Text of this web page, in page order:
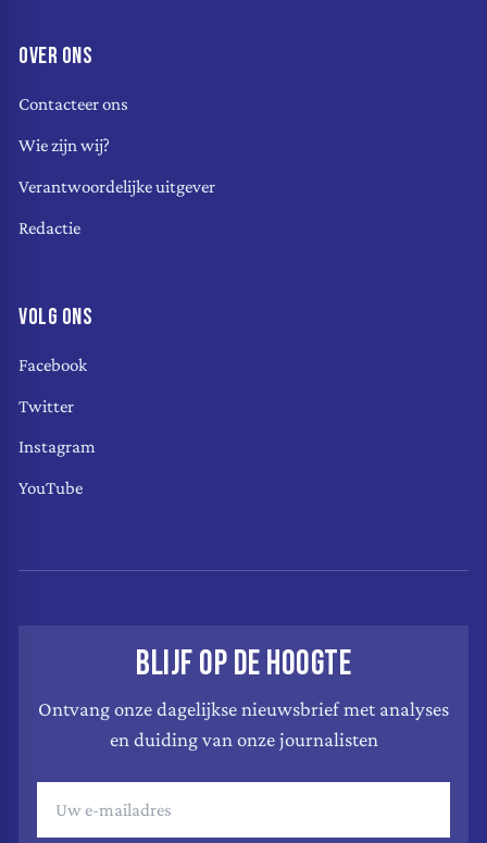
OVER ONS
Contacteer ons
Wie zijn wij?
Verantwoordelijke uitgever
Redactie
VOLG ONS
Facebook
Twitter
Instagram
YouTube
BLIJF OP DE HOOGTE
Ontvang onze dagelijkse nieuwsbrief met analyses
en duiding van onze journalisten